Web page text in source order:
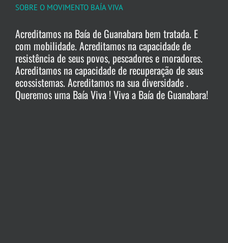
SOBRE O MOVIMENTO BAÍA VIVA
Acreditamos na Baía de Guanabara bem tratada. E
com mobilidade. Acreditamos na capacidade de
resistência de seus povos, pescadores e moradores.
Acreditamos na capacidade de recuperação de seus
ecossistemas. Acreditamos na sua diversidade .
Queremos uma Baía Viva ! Viva a Baía de Guanabara!